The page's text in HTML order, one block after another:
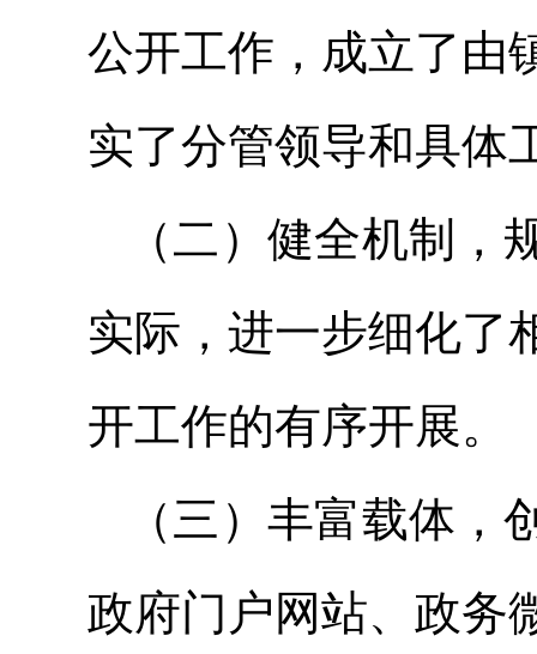
公开工作，成立了由
实了分管领导和具体
（二）健全机制
实际，进一步细化了
开工作的有序开展。
（三）丰富载体
政府门户网站、政务